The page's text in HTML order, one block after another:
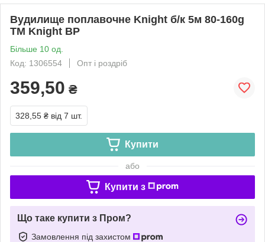
Вудилище поплавочне Knight б/к 5м 80-160g
ТМ Knight BP
Більше 10 од.
Код: 1306554
Опт і роздріб
359,50 ₴
328,55 ₴ від 7 шт.
Купити
або
Купити з
Що таке купити з Пром?
Замовлення під захистом